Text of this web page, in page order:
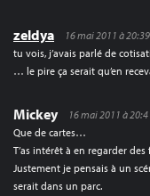
zeldya
16 mai 2011 à 20:39
tu vois, j’avais parlé de
… le pire ça serait qu’en
Mickey
16 mai 2011 à
Que de cartes…
T’as intérêt à en regarder
Justement je pensais à un
serait dans un parc.